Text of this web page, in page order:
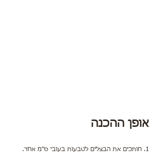
אופן ההכנה
1. חותכים את הבצלים לטבעות בעובי ס״מ אחד.